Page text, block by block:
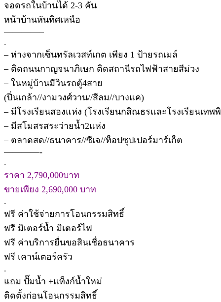
จอดรถในบ้านได้ 2-3 คัน
หน้าบ้านหันทิศเหนือ
————–
.
– ห่างจากเซ็นทรัลเวสท์เกต เพียง 1 ป้ายรถเมล์
– ติดถนนกาญจนาภิเษก ติดสถานีรถไฟฟ้าสายสีม่วง
– ในหมู่บ้านมีวินรถตู้4สาย
(ปิ่นเกล้า//งามวงศ์วาน//สีลม//บางแค)
– มีโรงเรียนสองแห่ง (โรงเรียนกสิณธรและโรงเรียนเทพ
– มีสโมสรสระว่ายน้ำ2แห่ง
– ตลาดสด//ธนาคาร//ซีเจ//ท็อปซุปเปอร์มาร์เก็ต
————-
.
ราคา 2,790,000บาท
ขายเพียง 2,690,000 บาท
.
ฟรี ค่าใช้จ่ายการโอนกรรมสิทธิ์
ฟรี มิเตอร์น้ำ มิเตอร์ไฟ
ฟรี ค่าบริการยื่นขอสินเชื่อธนาคาร
ฟรี เคาน์เตอร์ครัว
.
แถม ปั๊มน้ำ +แท็งก์น้ำใหม่
ติดตั้งก่อนโอนกรรมสิทธิ์